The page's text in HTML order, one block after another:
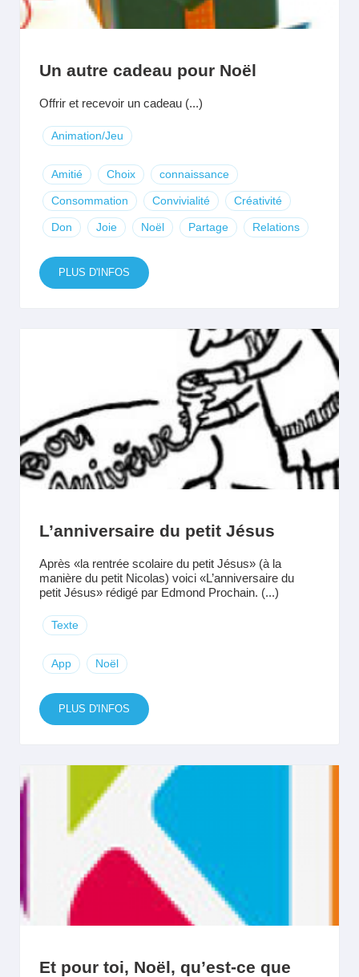
Un autre cadeau pour Noël
Offrir et recevoir un cadeau (...)
Animation/Jeu
Amitié Choix connaissance
Consommation Convivialité Créativité
Don Joie Noël Partage Relations
PLUS D'INFOS
L’anniversaire du petit Jésus
Après «la rentrée scolaire du petit Jésus» (à la
manière du petit Nicolas) voici «L’anniversaire du
petit Jésus» rédigé par Edmond Prochain. (...)
Texte
App Noël
PLUS D'INFOS
Et pour toi, Noël, qu’est-ce que